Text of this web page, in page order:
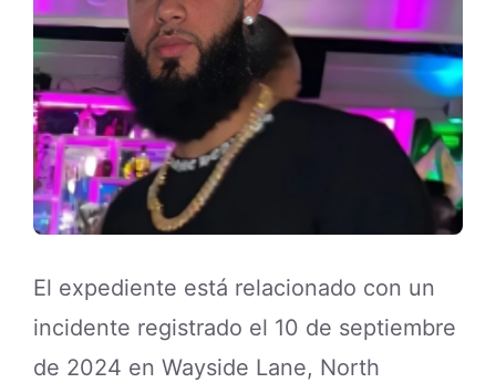
El expediente está relacionado con un
incidente registrado el 10 de septiembre
de 2024 en Wayside Lane, North